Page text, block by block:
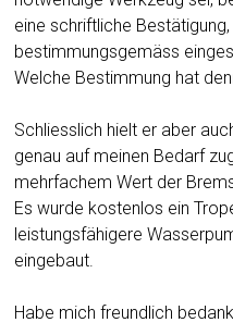
eine schriftliche
bestimmungsgemäss
Welche Bestimmung hat
Schliesslich hielt er aber
genau auf meinen Bedarf
mehrfachem Wert der
Es wurde kostenlos ein
leistungsfähigere
eingebaut.
Habe mich freundlich